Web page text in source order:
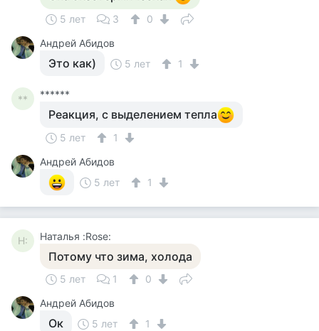
5 лет 3
0
Андрей Абидов
Это как) 5 лет 1
** ******
Реакция, с выделением тепла
5 лет
1
Андрей Абидов
5 лет
1
Н: Наталья :Rose:
Потому что зима, холода
5 лет 1
0
Андрей Абидов
Ок 5 лет 1